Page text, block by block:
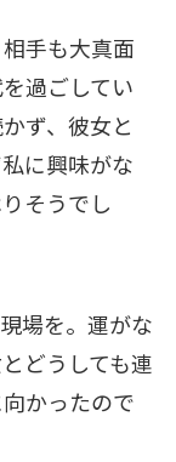
手も大真面
過ごしてい
ず、彼女と
に興味がな
そうでし
場を。運がな
どうしても連
かったので